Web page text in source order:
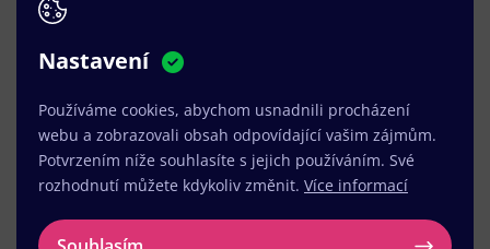
Společnost WEBNIA s.r.o. jsem zvolil na základě
referencí a jimi realizovaného webu, který se mi
konstrukčně libíl. Návrh webu a spolupráce
probíhala naprosto perfektně. Realizace byla
Nastavení
Používáme cookies, abychom usnadnili procházení
webu a zobrazovali obsah odpovídající vašim zájmům.
Potvrzením níže souhlasíte s jejich používáním. Své
rozhodnutí můžete kdykoliv změnit. Více informací